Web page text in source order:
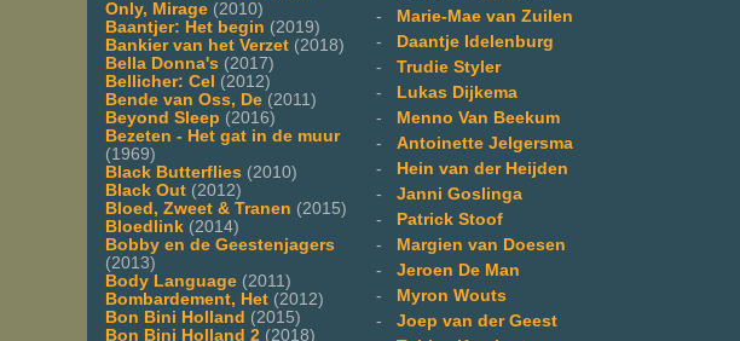
Only, Mirage (2010)
Baantjer: Het begin (2019)
Bankier van het Verzet (2018)
Bella Donna's (2017)
Bellicher: Cel (2012)
Bende van Oss, De (2011)
Beyond Sleep (2016)
Bezeten - Het gat in de muur
(1969)
Black Butterflies (2010)
Black Out (2012)
Bloed, Zweet & Tranen (2015)
Bloedlink (2014)
Bobby en de Geestenjagers
(2013)
Body Language (2011)
Bombardement, Het (2012)
Bon Bini Holland (2015)
Bon Bini Holland 2 (2018)
-
Marie-Mae van Zuilen
-
Daantje Idelenburg
- Trudie Styler
-
Lukas Dijkema
-
Menno Van Beekum
- Antoinette Jelgersma
-
Hein van der Heijden
- Janni Goslinga
-
Patrick Stoof
-
Margien van Doesen
- Jeroen De Man
-
Myron Wouts
- Joep van der Geest